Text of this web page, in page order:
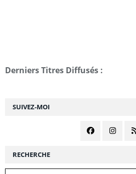
SUIVEZ-MOI
RECHERCHE
Derniers Titres Diffusés :